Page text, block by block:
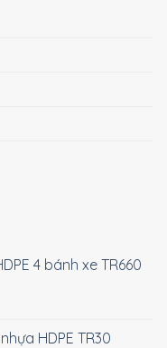
4 bánh xe TR660
HDPE TR30